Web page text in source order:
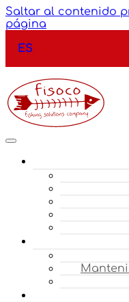
Saltar al contenido
página
ES